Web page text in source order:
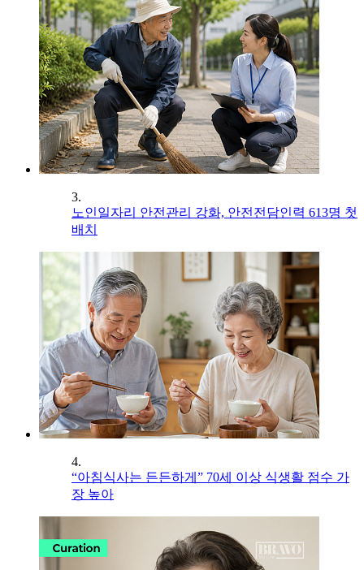
3.
노인일자리 안전관리 강화, 안전전담인력 613명 첫
배치
4.
“아침식사는 든든하게” 70세 이상 식생활 점수 가
장 높아